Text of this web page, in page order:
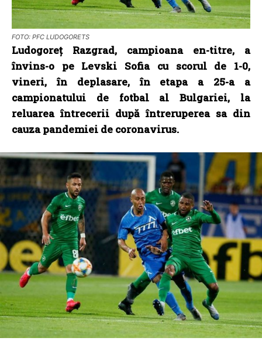
FOTO: PFC LUDOGORETS
Ludogoreţ Razgrad, campioana en-titre, a
învins-o pe Levski Sofia cu scorul de 1-0,
vineri, în deplasare, în etapa a 25-a a
campionatului de fotbal al Bulgariei, la
reluarea întrecerii după întreruperea sa din
cauza pandemiei de coronavirus.